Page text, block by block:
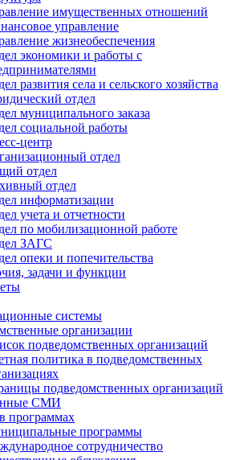
имущественных отношений
управление
жизнеобеспечения
экономики и работы с
развития села и сельского хозяйства
отдел
муниципального заказа
социальной работы
центр
отдел
отдел
отдел
информатизации
учета и отчетности
по мобилизационной работе
ЗАГС
опеки и попечительства
задачи и функции
системы
организации
подведомственных организаций
политика в подведомственных
подведомственных организаций
СМИ
программах
программы
сотрудничество